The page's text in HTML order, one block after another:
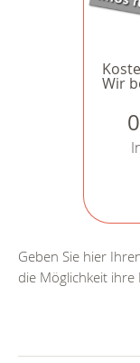
Wir
Geben Sie hier
die Möglichkeit ihre